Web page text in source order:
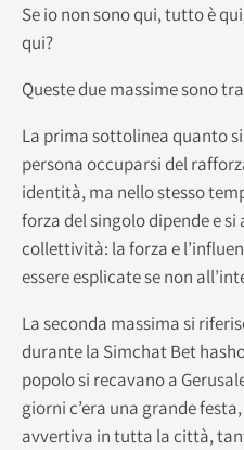
Se io non sono qui, tutto è
qui?
Queste due massime sono
La prima sottolinea quanto
persona occuparsi del
identità, ma nello stesso
forza del singolo dipende e
collettività: la forza e
essere esplicate se non
La seconda massima si
durante la Simchat Bet
popolo si recavano a
giorni c’era una grande
avvertiva in tutta la città,